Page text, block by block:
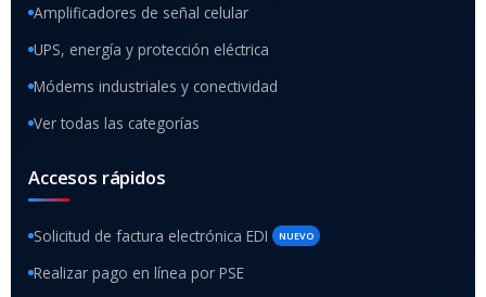
Amplificadores de señal celular
UPS, energía y protección eléctrica
Módems industriales y conectividad
Ver todas las categorías
Accesos rápidos
Solicitud de factura electrónica EDI NUEVO
Realizar pago en línea por PSE